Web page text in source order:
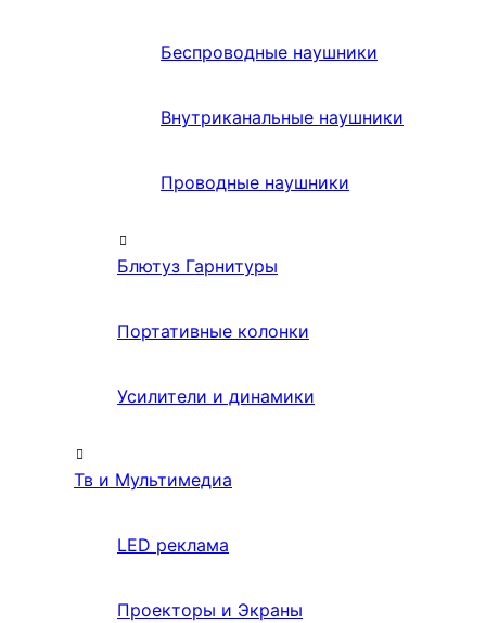
Беспроводные наушники
Внутриканальные наушники
Проводные наушники
Блютуз Гарнитуры
Портативные колонки
Усилители и динамики
Тв и Мультимедиа
LED реклама
Проекторы и Экраны